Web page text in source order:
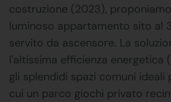
costruzione (2023),
luminoso appartamento sito al
servito da ascensore. La
l'altissima efficienza energetica
gli splendidi spazi comuni ideali
cui un parco giochi privato